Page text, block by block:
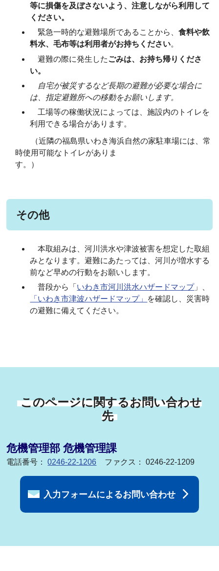
等に損傷を及ぼさないよう、注意しながら利用して
ください。
緊急一時的な避難場所であることから、食料や飲
料水、毛布等は利用者がお持ちください。
避難の際に発生した ごみは、お持ち帰りくださ
い。
自宅が被災するなど長期の避難が必要な場合に
は、指定避難所への移動をお願いします。
工場等の稼働状況によっては、施設内のトイレを
利用できる場合があります。
（近隣の福島県いわき海浜自然の家駐車場には、常
時使用可能なトイレがありま
す。）
その他
本取組みは、河川洪水や津波被害を想定した取組
みとなります。避難にあたっては、河川が増水する
前など早めの行動をお願いします。
普段から「 いわき市河川洪水ハザードマップ」、
「いわき市津波ハザードマップ」 を確認し、災害時
の避難に備えてください。
このページに関するお問い合わせ
先
危機管理部 危機管理課
電話番号：0246-22-1206 ファクス： 0246-22-1209
入力フォームによるお問い合わせ